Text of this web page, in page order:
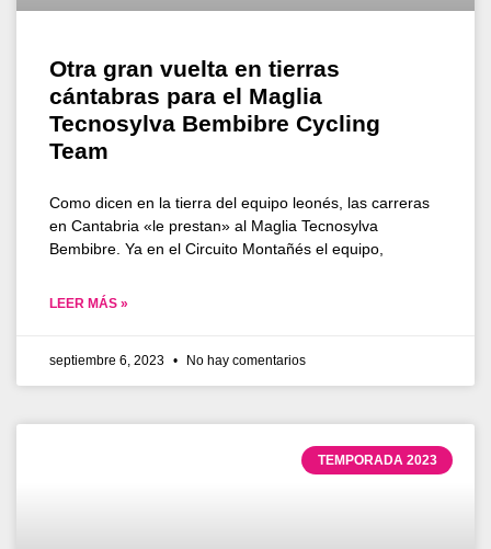
Otra gran vuelta en tierras
cántabras para el Maglia
Tecnosylva Bembibre Cycling
Team
Como dicen en la tierra del equipo leonés, las carreras
en Cantabria «le prestan» al Maglia Tecnosylva
Bembibre. Ya en el Circuito Montañés el equipo,
LEER MÁS »
septiembre 6, 2023 No hay comentarios
TEMPORADA 2023